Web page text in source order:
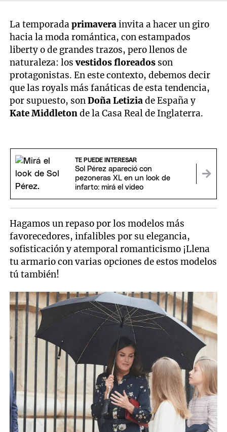
La temporadaprimaverainvita a hacer un giro
hacia la moda romántica, con estampados
liberty o de grandes trazos, pero llenos de
naturaleza: losvestidos floreados son
protagonistas. En este contexto, debemos decir
que las royals más fanáticas de esta tendencia,
por supuesto, sonDoña Letiziade España y
Kate Middletonde la Casa Real de Inglaterra.
TE PUEDE INTERESAR
Sol Pérez apareció con
pezoneras XL en un look de
infarto: mirá el video
Hagamos un repaso por los modelos más
favorecedores, infalibles por su elegancia,
sofisticación y atemporal romanticismo ¡Llena
tu armario con varias opciones de estos modelos
tú también!